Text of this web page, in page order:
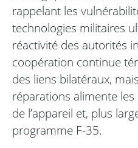
rappelant les
technologies militaires
réactivité des autorités
coopération continue
des liens bilatéraux,
réparations alimente
de l’appareil et, plus
programme F-35.